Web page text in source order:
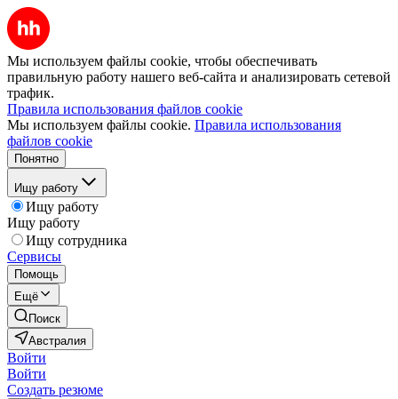
Мы используем файлы cookie, чтобы обеспечивать
правильную работу нашего веб-сайта и анализировать сетевой
трафик.
Правила использования файлов cookie
Мы используем файлы cookie. Правила использования
файлов cookie
Понятно
Ищу работу
Ищу работу
Ищу работу
Ищу сотрудника
Сервисы
Помощь
Ещё
Поиск
Австралия
Войти
Войти
Создать резюме